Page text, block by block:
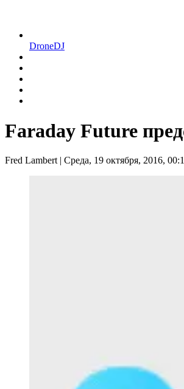
DroneDJ
Faraday Future
Fred Lambert | Среда, 19 октября, 2016,